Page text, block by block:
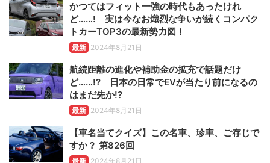
かつてはフィット一強の時代もあったけれ
ど……! 実は今なお熾烈な争いが続くコンパク
トカーTOP3の最新勢力図！
最新 2024年8月21日
航続距離の進化や補助金の拡充で話題だけ
ど……!? 日本の日常でEVが当たり前になるの
はまだ先か!?
最新 2024年8月21日
【車名当てクイズ】この名車、珍車、ご存じで
すか？ 第826回
最新 2024年8月21日